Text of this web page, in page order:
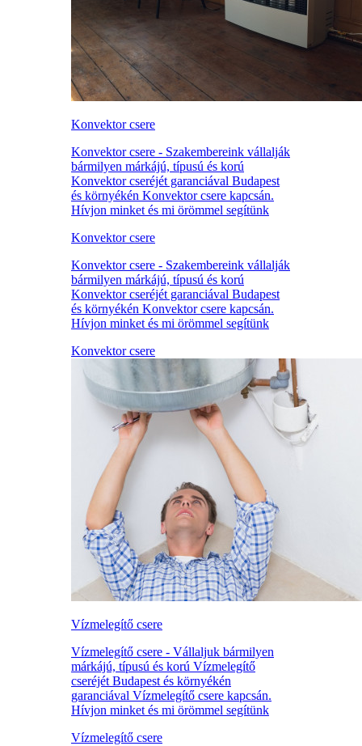
Konvektor csere
Konvektor csere - Szakembereink vállalják
bármilyen márkájú, típusú és korú
Konvektor cseréjét garanciával Budapest
és környékén Konvektor csere kapcsán.
Hívjon minket és mi örömmel segítünk
Konvektor csere
Konvektor csere - Szakembereink vállalják
bármilyen márkájú, típusú és korú
Konvektor cseréjét garanciával Budapest
és környékén Konvektor csere kapcsán.
Hívjon minket és mi örömmel segítünk
Konvektor csere
Vízmelegítő csere
Vízmelegítő csere - Vállaljuk bármilyen
márkájú, típusú és korú Vízmelegítő
cseréjét Budapest és környékén
garanciával Vízmelegítő csere kapcsán.
Hívjon minket és mi örömmel segítünk
Vízmelegítő csere